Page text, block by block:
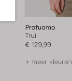
Profuomo
Trui
€ 129,99
+ meer kleuren